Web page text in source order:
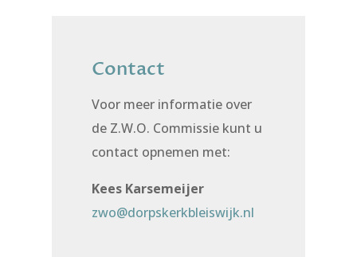
Contact
Voor meer informatie over
de Z.W.O. Commissie kunt u
contact opnemen met:
Kees Karsemeijer
zwo@dorpskerkbleiswijk.nl